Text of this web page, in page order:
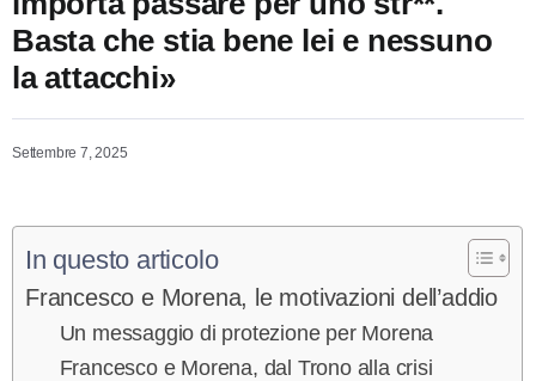
Basta che stia bene lei e nessuno
la attacchi»
Settembre 7, 2025
In questo articolo
Francesco e Morena, le motivazioni dell’addio
Un messaggio di protezione per Morena
Francesco e Morena, dal Trono alla crisi